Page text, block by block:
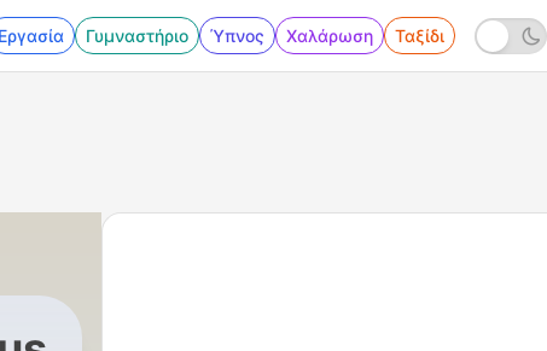
Εργασία Γυμναστήριο Ύπνος Χαλάρωση Ταξίδι